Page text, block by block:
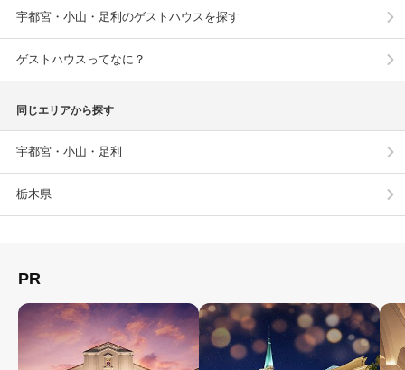
宇都宮・小山・足利のゲストハウスを探す
ゲストハウスってなに？
同じエリアから探す
宇都宮・小山・足利
栃木県
PR